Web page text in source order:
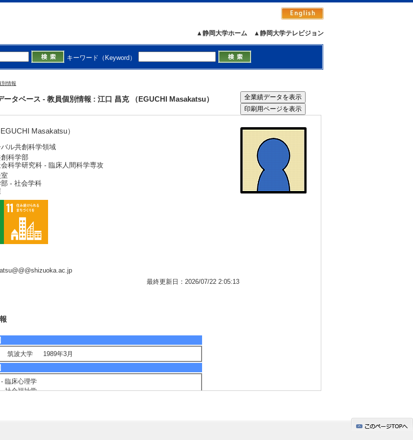
▲静岡大学テレビジョン
▲静岡大学ホーム
キーワード（Keyword）
別情報
ータベース - 教員個別情報 : 江口 昌克 （EGUCHI Masakatsu）
Masakatsu）
ル共創科学領域
科学部
科学研究科 - 臨床人間科学専攻
- 社会学科
最終更新日：2026/07/22 2:05:13
筑波大学 1989年3月
臨床心理学
社会福祉学